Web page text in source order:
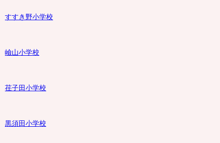
すすき野小学校
嶮山小学校
荏子田小学校
黒須田小学校